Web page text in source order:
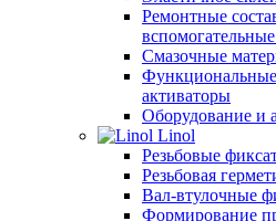
Ремонтные
Смазочные
активаторы
Оборудование и
Linol
Резьбовые
Резьбовая
Вал-втулочные
Формирование